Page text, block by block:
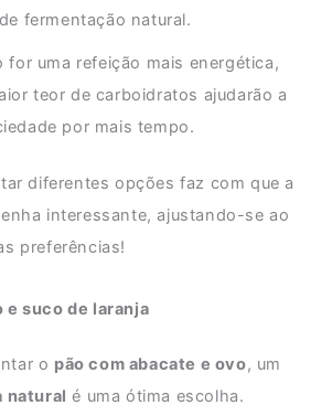
fermentação natural.
for uma refeição mais energética,
teor de carboidratos ajudarão a
por mais tempo.
diferentes opções faz com que a
interessante, ajustando-se ao
preferências!
e suco de laranja
o pão com abacate e ovo, um
natural é uma ótima escolha.